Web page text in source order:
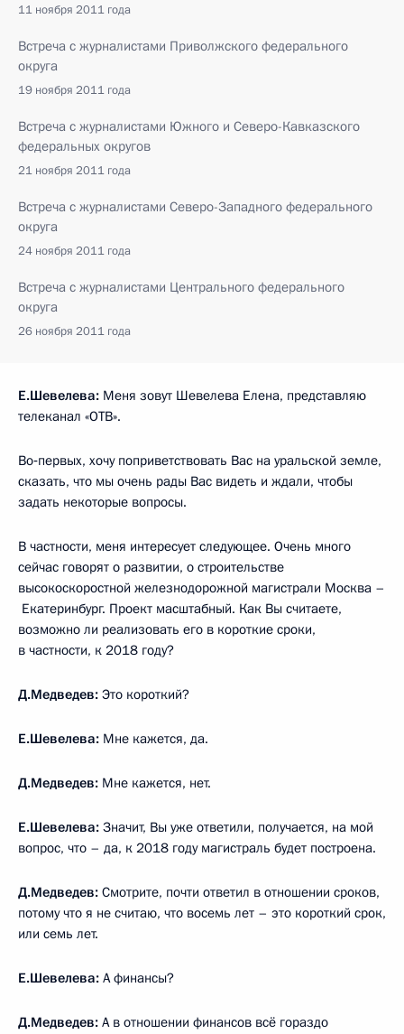
11 ноября 2011 года
Встреча с журналистами Приволжского федерального
округа
19 ноября 2011 года
Встреча с журналистами Южного и Северо-Кавказского
федеральных округов
21 ноября 2011 года
Встреча с журналистами Северо-Западного федерального
округа
24 ноября 2011 года
Встреча с журналистами Центрального федерального
округа
26 ноября 2011 года
Е.Шевелева: Меня зовут Шевелева Елена, представляю
телеканал «ОТВ».
Во‑первых, хочу поприветствовать Вас на уральской земле,
сказать, что мы очень рады Вас видеть и ждали, чтобы
задать некоторые вопросы.
В частности, меня интересует следующее. Очень много
сейчас говорят о развитии, о строительстве
высокоскоростной железнодорожной магистрали Москва –
Екатеринбург. Проект масштабный. Как Вы считаете,
возможно ли реализовать его в короткие сроки,
в частности, к 2018 году?
Д.Медведев: Это короткий?
Е.Шевелева: Мне кажется, да.
Д.Медведев: Мне кажется, нет.
Е.Шевелева: Значит, Вы уже ответили, получается, на мой
вопрос, что – да, к 2018 году магистраль будет построена.
Д.Медведев: Смотрите, почти ответил в отношении сроков,
потому что я не считаю, что восемь лет – это короткий срок,
или семь лет.
Е.Шевелева: А финансы?
Д.Медведев: А в отношении финансов всё гораздо